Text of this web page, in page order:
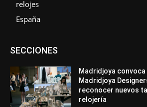
relojes
España
SECCIONESAsociaciones
Entrevistas
Mundo Técnico
Novedades
Premios
Secciones
Madridjoya
Madridjoya
reconocer nuevos
relojería